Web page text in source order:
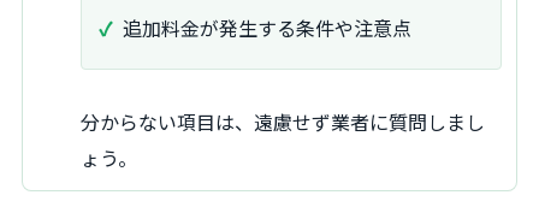
追加料金が発生する条件や注意点
分からない項目は、遠慮せず業者に質問しまし
ょう。